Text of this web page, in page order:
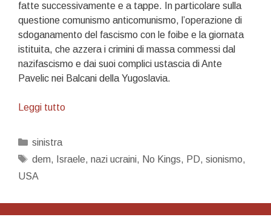
fatte successivamente e a tappe. In particolare sulla
questione comunismo anticomunismo, l’operazione di
sdoganamento del fascismo con le foibe e la giornata
istituita, che azzera i crimini di massa commessi dal
nazifascismo e dai suoi complici ustascia di Ante
Pavelic nei Balcani della Yugoslavia.
Leggi tuttoSul
la
Categorie
sinistra
Tag
dem, Israele, nazi ucraini, No Kings, PD, sionismo,
USA